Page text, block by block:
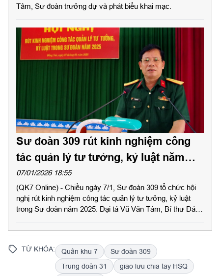
Tâm, Sư đoàn trưởng dự và phát biểu khai mạc.
Sư đoàn 309 rút kinh nghiệm công
tác quản lý tư tưởng, kỷ luật năm
2025
07/01/2026 18:55
(QK7 Online) - Chiều ngày 7/1, Sư đoàn 309 tổ chức hội
nghị rút kinh nghiệm công tác quản lý tư tưởng, kỷ luật
trong Sư đoàn năm 2025. Đại tá Vũ Văn Tám, Bí thư Đảng
tá Huỳnh Việt Tâm, Phó Bí thư Đảng uỷ, Sư đoàn trưởng.
TỪ KHÓA: Quân khu 7
Sư đoàn 309
Trung đoàn 31
giao lưu chia tay HSQ